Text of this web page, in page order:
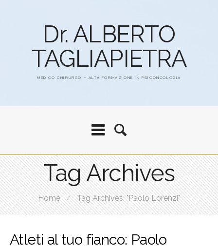
Dr. ALBERTO
TAGLIAPIETRA
MEDICO CHIRURGO – ALTA FORMAZIONE IN PSICONCOLOGIA
Tag Archives
Home / Tag Archives: "Paolo Lorenzi"
Atleti al tuo fianco: Paolo